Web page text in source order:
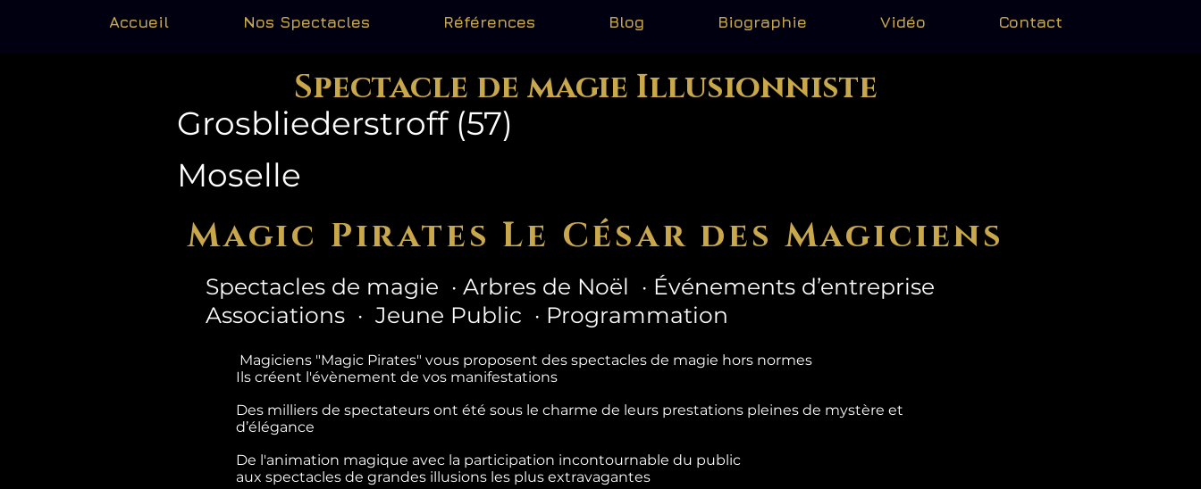
Accueil Nos Spectacles Références Blog Biographie Vidéo Contact
Spectacle de magie Illusionniste
Grosbliederstroff (57)
Moselle
Magic Pirates Le César des Magiciens
Spectacles de magie · Arbres de Noël · Événements d’entreprise
Associations · Jeune Public · Programmation
Magiciens "Magic Pirates" vous proposent des spectacles de magie hors normes
Ils créent l'évènement de vos manifestations
Des milliers de spectateurs ont été sous le charme de leurs prestations pleines de mystère et
d’élégance
De l'animation magique avec la participation incontournable du public
aux spectacles de grandes illusions les plus extravagantes